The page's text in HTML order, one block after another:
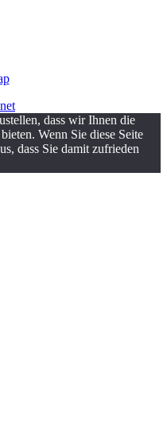
dass wir Ihnen die
Wenn Sie diese Seite
dass Sie damit zufrieden